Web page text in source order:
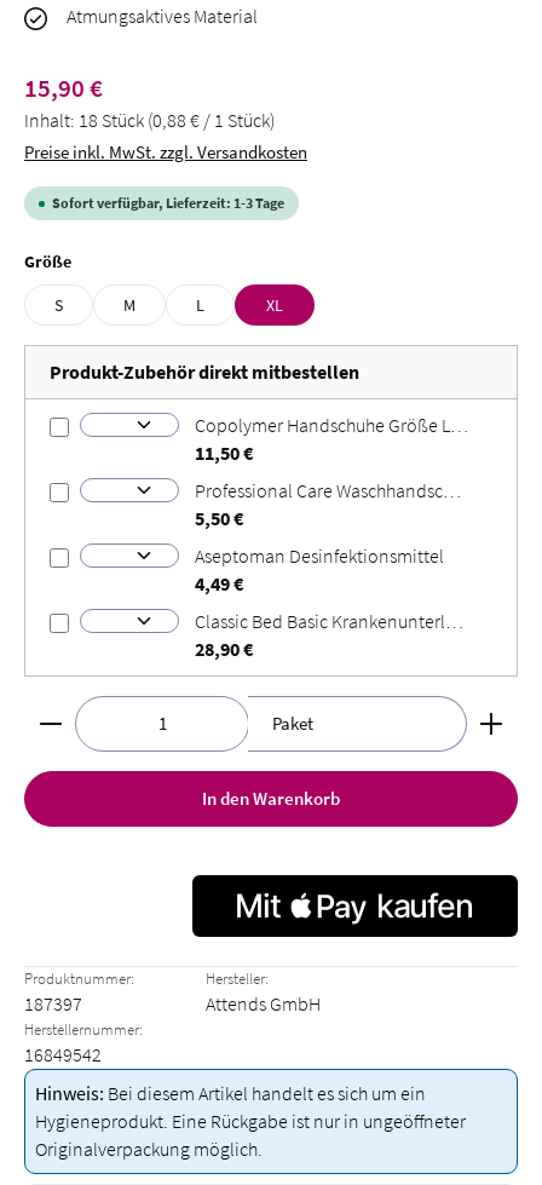
Atmungsaktives Material
Regulärer Preis:
15,90 €
Inhalt: 18 Stück (0,88 € / 1 Stück)
Preise inkl. MwSt. zzgl. Versandkosten
Sofort verfügbar, Lieferzeit: 1-3 Tage
Größeauswählen
S M L XL
Produkt-Zubehör direkt mitbestellen
Copolymer Handschuhe Größe L Größe: L
11,50 €
Professional Care Waschhandschuhe
5,50 €
Aseptoman Desinfektionsmittel
4,49 €
Classic Bed Basic Krankenunterlagen
28,90 €
Produkt Anzahl: Gib den gewünschten Wert ein oder
Paket
In den Warenkorb
Produktnummer:
187397
Hersteller:
Attends GmbH
Herstellernummer:
16849542
Hinweis: Bei diesem Artikel handelt es sich um ein
Hygieneprodukt. Eine Rückgabe ist nur in ungeöffneter
Originalverpackung möglich.